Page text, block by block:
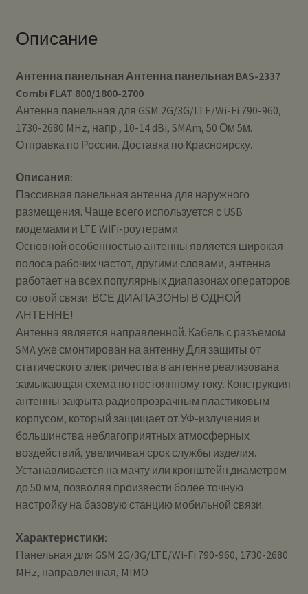
Описание
Антенна панельная Антенна панельная BAS-2337
Combi FLAT 800/1800-2700
Антенна панельная для GSM 2G/3G/LTE/Wi-Fi 790-960,
1730-2680 MHz, напр., 10-14 dBi, SMAm, 50 Ом 5м.
Отправка по России. Доставка по Красноярску.
Описания:
Пассивная панельная антенна для наружного
размещения. Чаще всего используется с USB
модемами и LTE WiFi-роутерами.
Основной особенностью антенны является широкая
полоса рабочих частот, другими словами, антенна
работает на всех популярных диапазонах операторов
сотовой связи. ВСЕ ДИАПАЗОНЫ В ОДНОЙ
АНТЕННЕ!
Антенна является направленной. Кабель с разъемом
SMA уже смонтирован на антенну Для защиты от
статического электричества в антенне реализована
замыкающая схема по постоянному току. Конструкция
антенны закрыта радиопрозрачным пластиковым
корпусом, который защищает от УФ-излучения и
большинства неблагоприятных атмосферных
воздействий, увеличивая срок службы изделия.
Устанавливается на мачту или кронштейн диаметром
до 50 мм, позволяя произвести более точную
настройку на базовую станцию мобильной связи.
Характеристики:
Панельная для GSM 2G/3G/LTE/Wi-Fi 790-960, 1730-2680
MHz, направленная, MIMO